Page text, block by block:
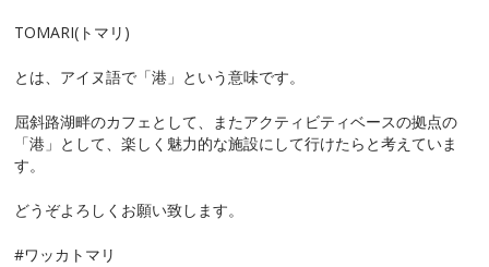
TOMARI(トマリ)
とは、アイヌ語で「港」という意味です。
屈斜路湖畔のカフェとして、またアクティビティベースの拠点の
「港」として、楽しく魅力的な施設にして行けたらと考えていま
す。
どうぞよろしくお願い致します。
#ワッカトマリ